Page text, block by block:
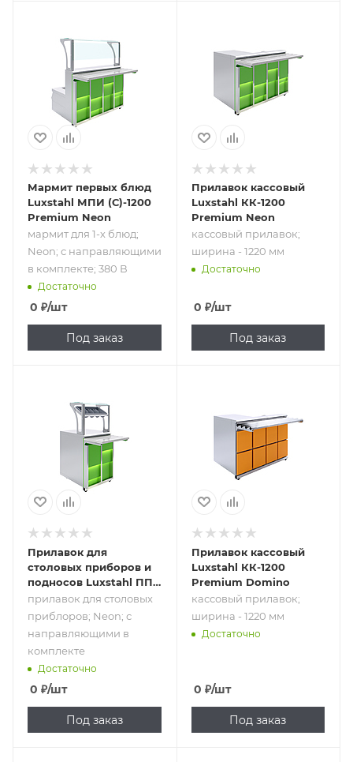
мармит для 1-х
блюд; Neon; с
направляющими
в комплекте; 380
Мармит первых блюд
Luxstahl МПИ (С)-1200
Premium Neon
мармит для 1-х блюд;
Neon; с направляющими
в комплекте; 380 В
Достаточно
0 ₽/шт
Под заказ
прилавок;
ширина - 1220 мм
Прилавок кассовый
Luxstahl КК-1200
Premium Neon
кассовый прилавок;
ширина - 1220 мм
Достаточно
0 ₽/шт
Под заказ
прилавок для
столовых
приблоров; Neon;
направляющими
в комплекте
Прилавок для
столовых приборов и
подносов Luxstahl ПП
(С)-600 Premium Neon
прилавок для столовых
приблоров; Neon; с
направляющими в
комплекте
Достаточно
0 ₽/шт
Под заказ
прилавок;
ширина - 1220 мм
Прилавок кассовый
Luxstahl КК-1200
Premium Domino
кассовый прилавок;
ширина - 1220 мм
Достаточно
0 ₽/шт
Под заказ